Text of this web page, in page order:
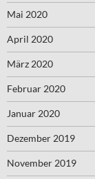
Mai 2020
April 2020
März 2020
Februar 2020
Januar 2020
Dezember 2019
November 2019